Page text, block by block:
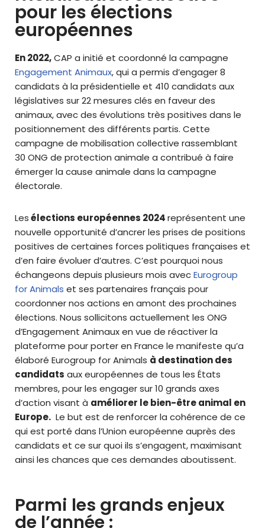
pour les élections
européennes
En 2022,CAP a initié et coordonné la campagne
Engagement Animaux, qui a permis d’engager 8
candidats à la présidentielle et 410 candidats aux
législatives sur 22 mesures clés en faveur des
animaux, avec des évolutions très positives dans le
positionnement des différents partis. Cette
campagne de mobilisation collective rassemblant
30 ONG de protection animale a contribué à faire
émerger la cause animale dans la campagne
électorale.
Lesélections européennes 2024représentent une
nouvelle opportunité d’ancrer les prises de positions
positives de certaines forces politiques françaises et
d’en faire évoluer d’autres. C’est pourquoi nous
échangeons depuis plusieurs mois avecEurogroup
for Animals et ses partenaires français pour
coordonner nos actions en amont des prochaines
élections. Nous sollicitons actuellement les ONG
d’Engagement Animaux en vue de réactiver la
plateforme pour porter en France le manifeste qu’a
élaboré Eurogroup for Animals à destination des
candidats aux européennes de tous les États
membres, pour les engager sur 10 grands axes
d’action visant à améliorer le bien-être animal en
Europe. Le but est de renforcer la cohérence de ce
qui est porté dans l’Union européenne auprès des
candidats et ce sur quoi ils s’engagent, maximisant
ainsi les chances que ces demandes aboutissent.
Parmi les grands enjeux
de l’année :